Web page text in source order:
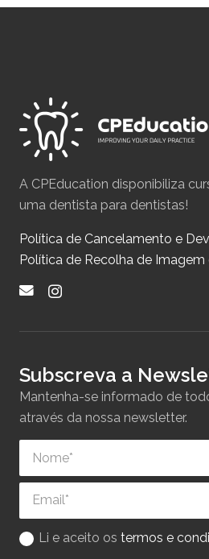
A CPEducation disponibiliza
uma dentista para dentistas!
Política de Cancelamento e
Política de Recolha de
Subscreva a
Mantenha-se informado de
através da nossa newsletter.
Li e aceito os termos e